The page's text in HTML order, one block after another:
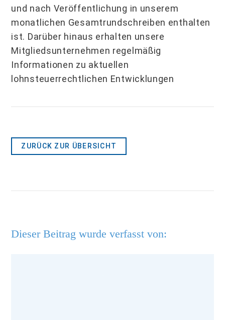
und nach Veröffentlichung in unserem
monatlichen Gesamtrundschreiben enthalten
ist. Darüber hinaus erhalten unsere
Mitgliedsunternehmen regelmäßig
Informationen zu aktuellen
lohnsteuerrechtlichen Entwicklungen
ZURÜCK ZUR ÜBERSICHT
Dieser Beitrag wurde verfasst von: